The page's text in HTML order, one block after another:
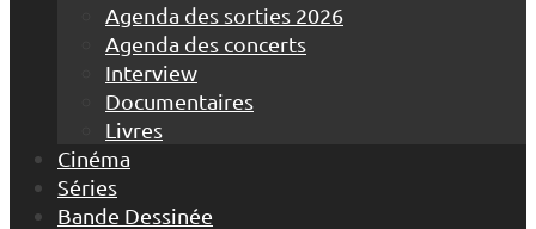
Agenda des sorties 2026
Agenda des concerts
Interview
Documentaires
Livres
Cinéma
Séries
Bande Dessinée